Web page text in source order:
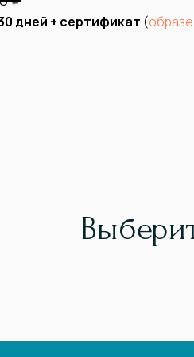
дней + сертификат (